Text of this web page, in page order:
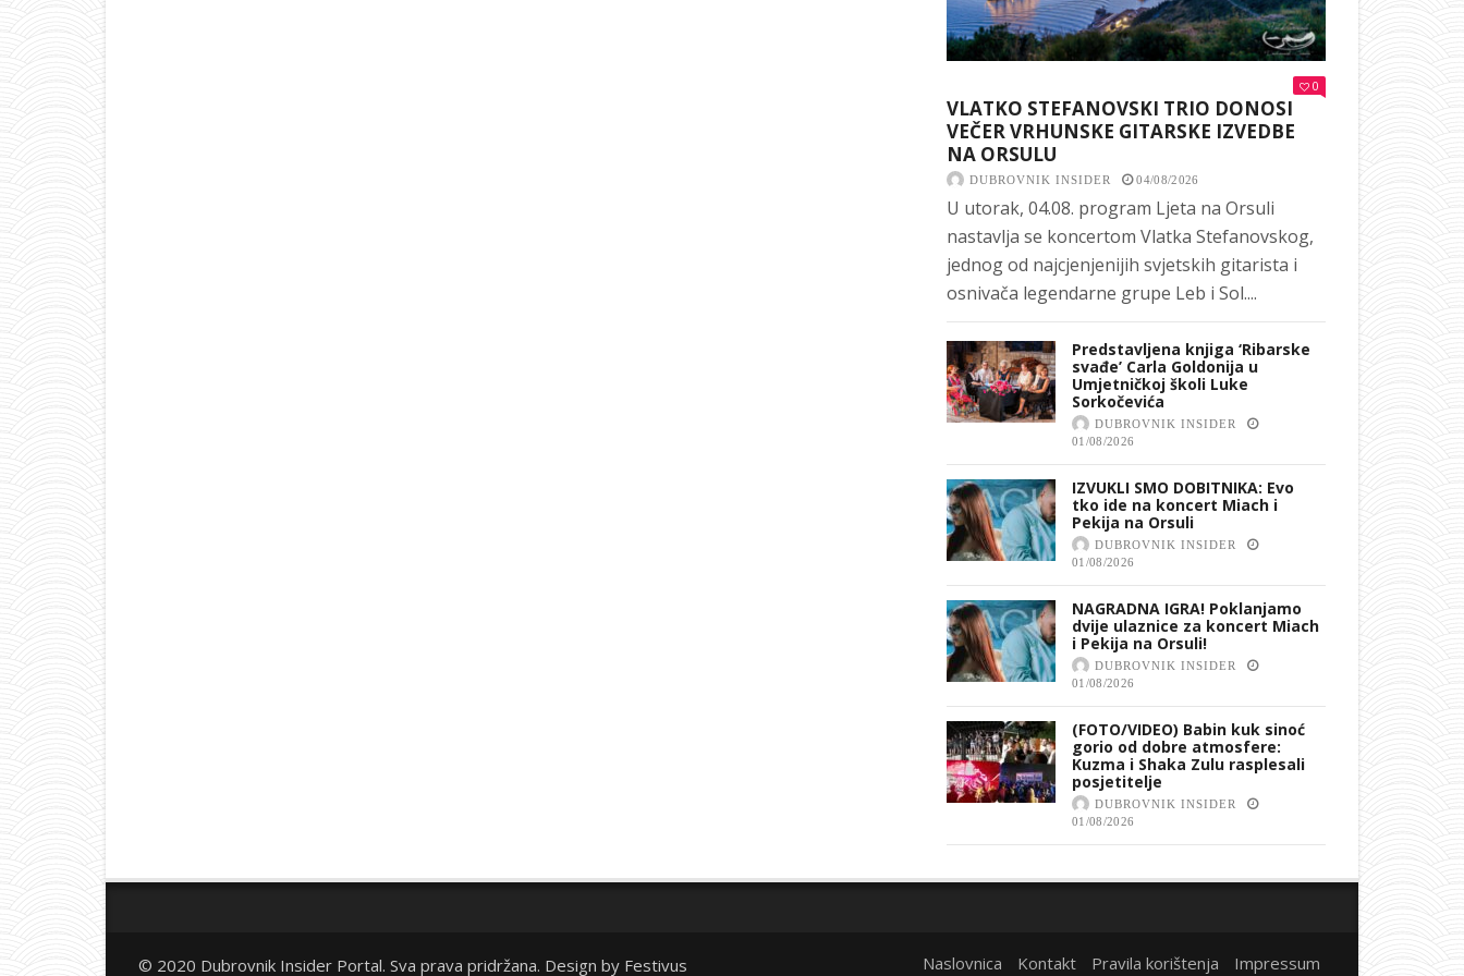
0
VLATKO STEFANOVSKI TRIO DONOSI
VEČER VRHUNSKE GITARSKE IZVEDBE
NA ORSULU
DUBROVNIK INSIDER 04/08/2026
U utorak, 04.08. program Ljeta na Orsuli
nastavlja se koncertom Vlatka Stefanovskog,
jednog od najcjenjenijih svjetskih gitarista i
osnivača legendarne grupe Leb i Sol....
Predstavljena knjiga ‘Ribarske
svađe’ Carla Goldonija u
Umjetničkoj školi Luke
Sorkočevića
DUBROVNIK INSIDER
01/08/2026
IZVUKLI SMO DOBITNIKA: Evo
tko ide na koncert Miach i
Pekija na Orsuli
DUBROVNIK INSIDER
01/08/2026
NAGRADNA IGRA! Poklanjamo
dvije ulaznice za koncert Miach
i Pekija na Orsuli!
DUBROVNIK INSIDER
01/08/2026
(FOTO/VIDEO) Babin kuk sinoć
gorio od dobre atmosfere:
Kuzma i Shaka Zulu rasplesali
posjetitelje
DUBROVNIK INSIDER
01/08/2026
© 2020 Dubrovnik Insider Portal. Sva prava pridržana. Design by Festivus Naslovnica Kontakt Pravila korištenja Impressum